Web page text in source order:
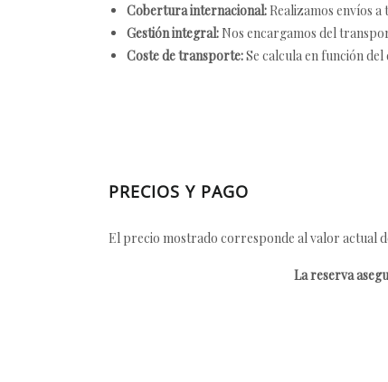
Cobertura internacional: Realizamos envíos
Gestión integral: Nos encargamos del
Coste de transporte:Se calcula en función
PRECIOS Y PAGO
El precio mostrado corresponde al valor actual
La reserva